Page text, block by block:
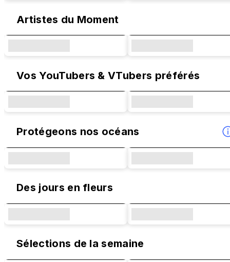
Artistes du Moment
Vos YouTubers & VTubers préférés
Protégeons nos océans
Des jours en fleurs
Sélections de la semaine